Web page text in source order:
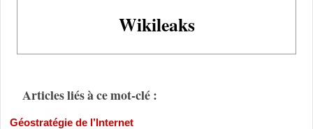
Wikileaks
Articles liés à ce mot-clé :
Géostratégie de l’Internet